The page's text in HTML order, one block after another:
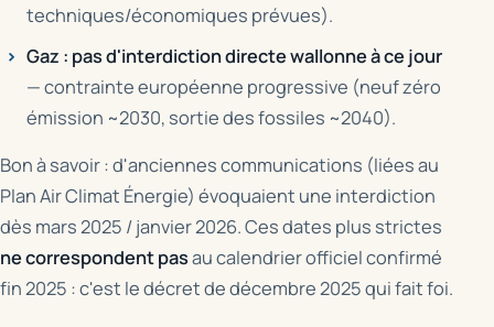
techniques/économiques prévues).
Gaz : pas d'interdiction directe wallonne à ce jour
— contrainte européenne progressive (neuf zéro
émission ~2030, sortie des fossiles ~2040).
Bon à savoir : d'anciennes communications (liées au
Plan Air Climat Énergie) évoquaient une interdiction
dès mars 2025 / janvier 2026. Ces dates plus strictes
ne correspondent pasau calendrier officiel confirmé
fin 2025 : c'est le décret de décembre 2025 qui fait foi.